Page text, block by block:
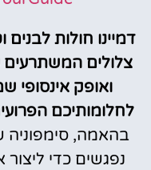
דמיינו חולות
צלולים המשתרעים
ואופק
לחלומותיכם
בהאמה, סימפוניה
נפגשים כדי